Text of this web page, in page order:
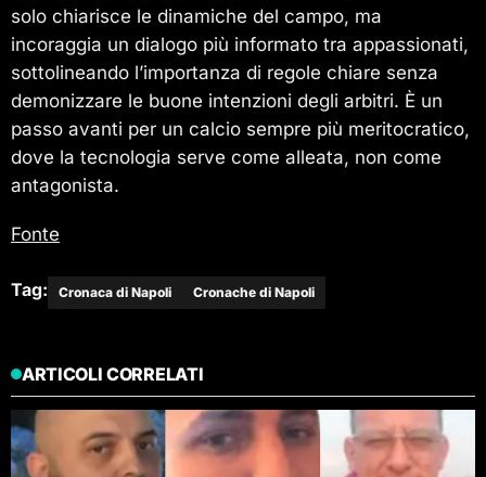
solo chiarisce le dinamiche del campo, ma
incoraggia un dialogo più informato tra appassionati,
sottolineando l’importanza di regole chiare senza
demonizzare le buone intenzioni degli arbitri. È un
passo avanti per un calcio sempre più meritocratico,
dove la tecnologia serve come alleata, non come
antagonista.
Fonte
Tag: Cronaca di Napoli Cronache di Napoli
ARTICOLI CORRELATI